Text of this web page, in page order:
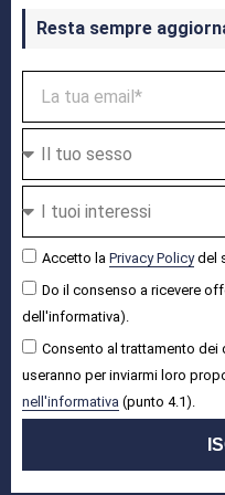
Resta sempre
Accetto la Privacy Policydel
Do il consenso a ricevere
dell'informativa).
Consento al trattamento dei
useranno per inviarmi loro
nell'informativa (punto 4.1).